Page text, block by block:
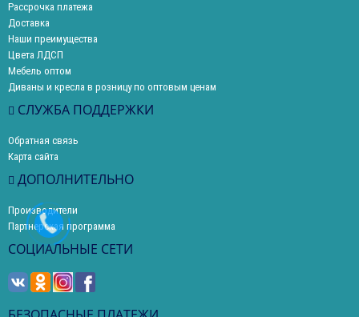
Рассрочка платежа
Доставка
Наши преимущества
Цвета ЛДСП
Мебель оптом
Диваны и кресла в розницу по оптовым ценам
СЛУЖБА ПОДДЕРЖКИ
Обратная связь
Карта сайта
ДОПОЛНИТЕЛЬНО
Производители
Партнерская программа
СОЦИАЛЬНЫЕ СЕТИ